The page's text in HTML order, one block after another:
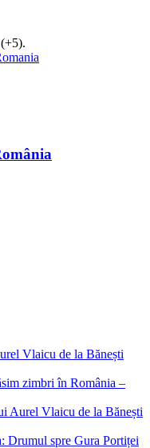
Vlaicu de la Bănești
zimbri în România –
Aurel Vlaicu de la Bănești
Drumul spre Gura Portiței